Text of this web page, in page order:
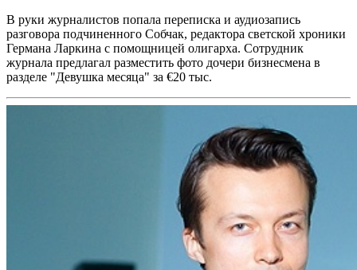
В руки журналистов попала переписка и аудиозапись
разговора подчиненного Собчак, редактора светской хроники
Германа Ларкина с помощницей олигарха. Сотрудник
журнала предлагал разместить фото дочери бизнесмена в
разделе "Девушка месяца" за €20 тыс.